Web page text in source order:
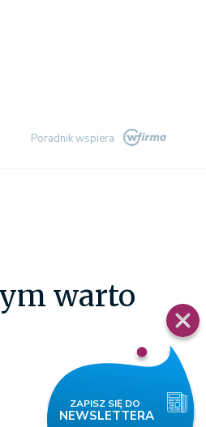
Poradnik wspiera
warto